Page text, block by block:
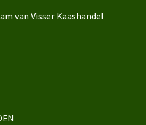
van Visser Kaashandel